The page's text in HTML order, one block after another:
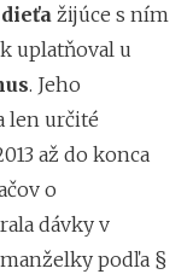
žijúce s ním
uplatňoval u
. Jeho
len určité
až do konca
o
dávky v
manželky podľa §